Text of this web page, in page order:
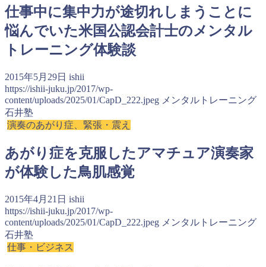
仕事中に集中力が途切れしまうことに
悩んでいた米国公認会計士のメンタル
トレーニング体験談
2015年5月29日 ishii
https://ishii-juku.jp/2017/wp-
content/uploads/2025/01/CapD_222.jpeg メンタルトレーニング
石井塾
演奏のあがり症、緊張・震え
あがり症を克服したアマチュア演奏家
が体験した鳥肌感覚
2015年4月21日 ishii
https://ishii-juku.jp/2017/wp-
content/uploads/2025/01/CapD_222.jpeg メンタルトレーニング
石井塾
仕事・ビジネス